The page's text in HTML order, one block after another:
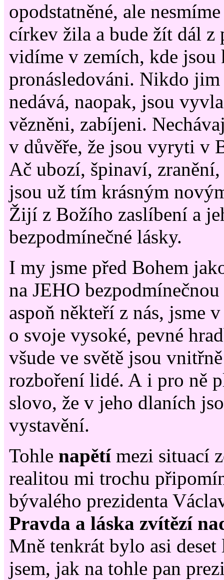
opodstatněné, ale
církev žila a bude žít dál z
vidíme v zemích, kde jsou
pronásledováni. Nikdo jim
nedává, naopak, jsou
vězněni, zabíjeni.
v důvěře, že jsou vyryti v
Ač ubozí, špinaví,
jsou už tím krásným
Žijí z Božího zaslíbení a
bezpodmínečné lásky.
I my jsme před Bohem
na JEHO
aspoň někteří z nás, jsme
o svoje vysoké, pevné
všude ve světě jsou
rozboření lidé. A i pro ně
slovo, že v jeho dlaních
vystavění.
Tohle napětímezi situací
realitou mi trochu
bývalého prezidenta
Pravda a láska zvítězí
Mně tenkrát bylo asi deset
jsem, jak na tohle pan